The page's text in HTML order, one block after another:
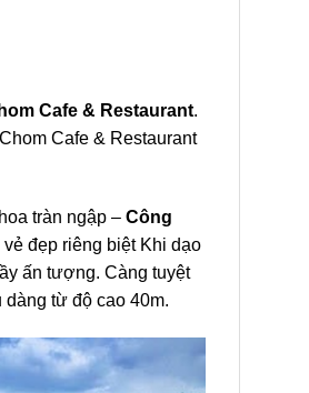
Cafe & Restaurant.
Cafe & Restaurant
tràn ngập – Công
đẹp riêng biệt Khi dạo
ấn tượng. Càng tuyệt
từ độ cao 40m.